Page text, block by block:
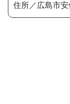
住所／広島市